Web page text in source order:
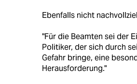
Ebenfalls nicht
"Für die Beamten sei der
Politiker, der sich durch
Gefahr bringe, eine
Herausforderung."